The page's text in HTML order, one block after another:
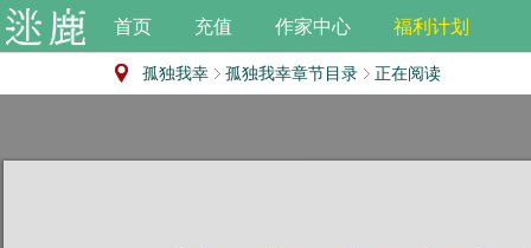
首页 充值 作家中心 福利计划
孤独我幸 孤独我幸章节目录 正在阅读